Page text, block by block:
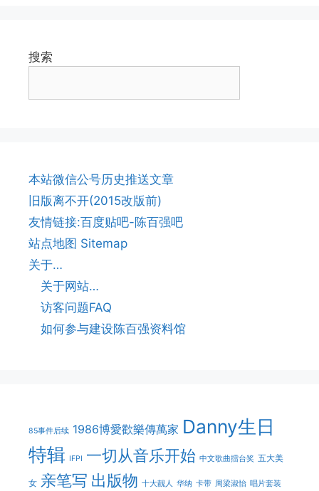
搜索
本站微信公号历史推送文章
旧版离不开(2015改版前)
友情链接:百度贴吧-陈百强吧
站点地图 Sitemap
关于…
关于网站…
访客问题FAQ
如何参与建设陈百强资料馆
85事件后续 1986博愛歡樂傳萬家 Danny生日
特辑 IFPI 一切从音乐开始 中文歌曲擂台奖 五大美
女 亲笔写 出版物 十大靓人 华纳 卡带 周梁淑怡 唱片套装